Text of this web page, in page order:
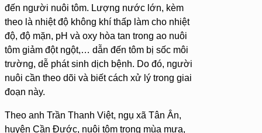
đến người nuôi tôm. Lượng nước lớn, kèm
theo là nhiệt độ không khí thấp làm cho nhiệt
độ, độ mặn, pH và oxy hòa tan trong ao nuôi
tôm giảm đột ngột,… dẫn đến tôm bị sốc môi
trường, dễ phát sinh dịch bệnh. Do đó, người
nuôi cần theo dõi và biết cách xử lý trong giai
đoạn này.
Theo anh Trần Thanh Việt, ngụ xã Tân Ân,
huyện Cần Đước, nuôi tôm trong mùa mưa,